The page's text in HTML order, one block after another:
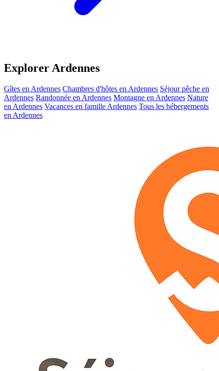
Explorer Ardennes
Gîtes en Ardennes Chambres d'hôtes en Ardennes Séjour pêche en
Ardennes Randonnée en Ardennes Montagne en Ardennes Nature
en Ardennes Vacances en famille Ardennes Tous les hébergements
en Ardennes